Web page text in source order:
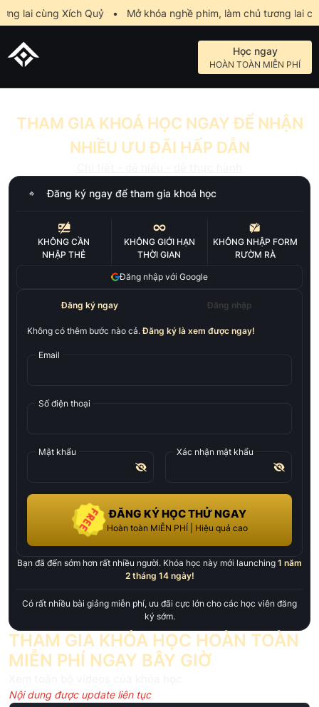
lai cùng Xích Quỷ • Mở khóa nghề phim, làm chủ tương lai
Học ngay
HOÀN TOÀN MIỄN PHÍ
THAM GIA KHÓA HỌC HOÀN TOÀN
MIỄN PHÍ NGAY BÂY GIỜ
Nội dung được update liên tục
THAM GIA KHOÁ HỌC NGAY ĐỂ NHẬN
NHIỀU ƯU ĐÃI HẤP DẪN
Đăng ký ngay để tham gia khoá học
KHÔNG CẦN
NHẬP THẺ
KHÔNG GIỚI HẠN
THỜI GIAN
KHÔNG NHẬP FORM
RƯỜM RÀ
Đăng nhập với Google
Đăng ký ngay Đăng nhập
Không có thêm bước nào cả. Đăng ký là xem được ngay!
Email
Số điện thoại
Mật khẩu Xác nhận mật khẩu
ĐĂNG KÝ HỌC THỬ NGAY
Hoàn toàn MIỄN PHÍ | Hiệu quả cao
Bạn đã đến sớm hơn rất nhiều người. Khóa học này mới launching 1 năm
2 tháng 14 ngày!
Có rất nhiều bài giảng miễn phí, ưu đãi cực lớn cho các học viên đăng
ký sớm.